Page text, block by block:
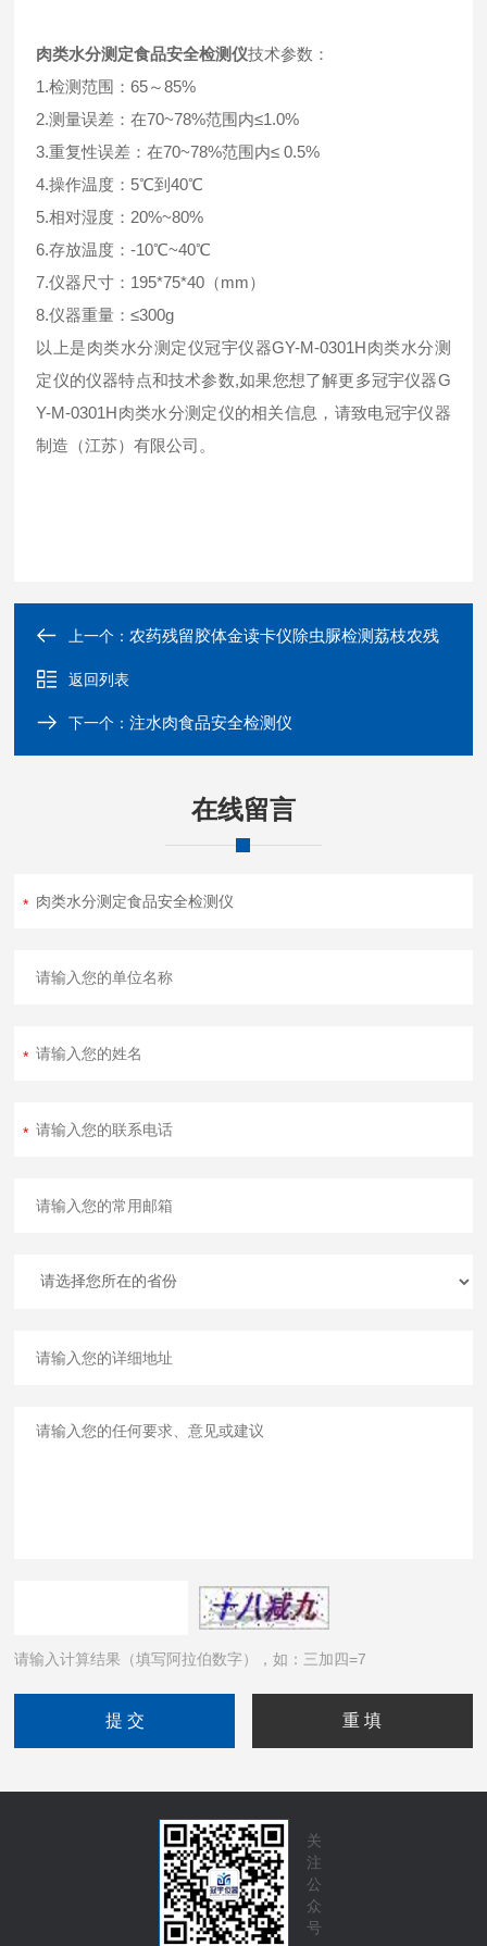
肉类水分测定食品安全检测仪技术参数：
1.检测范围：65～85%
2.测量误差：在70~78%范围内≤1.0%
3.重复性误差：在70~78%范围内≤ 0.5%
4.操作温度：5℃到40℃
5.相对湿度：20%~80%
6.存放温度：-10℃~40℃
7.仪器尺寸：195*75*40（mm）
8.仪器重量：≤300g
以上是肉类水分测定仪冠宇仪器GY-M-0301H肉类水分测
定仪的仪器特点和技术参数,如果您想了解更多冠宇仪器G
Y-M-0301H肉类水分测定仪的相关信息，请致电冠宇仪器
制造（江苏）有限公司。
上一个：农药残留胶体金读卡仪除虫脲检测荔枝农残
返回列表
下一个：注水肉食品安全检测仪
在线留言
请输入计算结果（填写阿拉伯数字），如：三加四=7
关
注
公
众
号